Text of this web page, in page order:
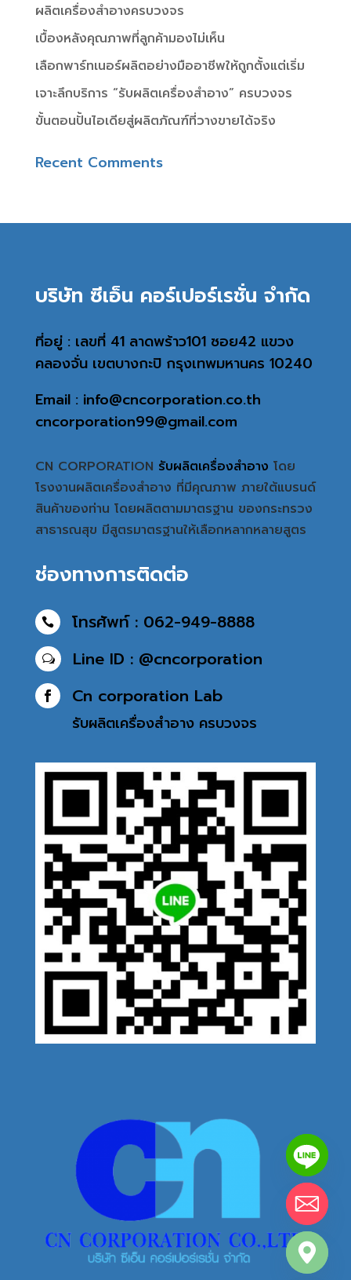
ผลิตเครื่องสำอางครบวงจร
เบื้องหลังคุณภาพที่ลูกค้ามองไม่เห็น
เลือกพาร์ทเนอร์ผลิตอย่างมืออาชีพให้ถูกตั้งแต่เริ่ม
เจาะลึกบริการ “รับผลิตเครื่องสำอาง” ครบวงจร
ขั้นตอนปั้นไอเดียสู่ผลิตภัณฑ์ที่วางขายได้จริง
Recent Comments
บริษัท ซีเอ็น คอร์เปอร์เรชั่น จำกัด
ที่อยู่ : เลขที่ 41 ลาดพร้าว101 ซอย42 แขวง
คลองจั่น เขตบางกะปิ กรุงเทพมหานคร 10240
Email : info@cncorporation.co.th
cncorporation99@gmail.com
CN CORPORATION รับผลิตเครื่องสำอาง โดย
โรงงานผลิตเครื่องสำอาง ที่มีคุณภาพ ภายใต้แบรนด์
สินค้าของท่าน โดยผลิตตามมาตรฐาน ของกระทรวง
สาธารณสุข มีสูตรมาตรฐานให้เลือกหลากหลายสูตร
ช่องทางการติดต่อ
 โทรศัพท์ : 062-949-8888
w Line ID : @cncorporation
 Cn corporation Lab
รับผลิตเครื่องสำอาง ครบวงจร